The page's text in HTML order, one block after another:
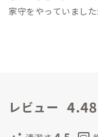
家守をやっていまし
レビュー 4.48